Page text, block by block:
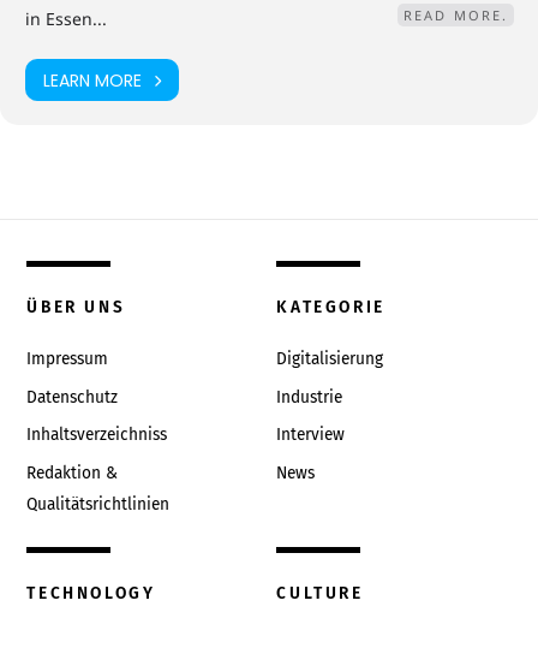
in Essen...
READ MORE.
LEARN MORE
ÜBER UNS
Impressum
Datenschutz
Inhaltsverzeichniss
Redaktion &
Qualitätsrichtlinien
KATEGORIE
Digitalisierung
Industrie
Interview
News
TECHNOLOGY CULTURE